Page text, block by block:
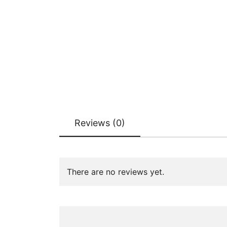
Reviews (0)
There are no reviews yet.